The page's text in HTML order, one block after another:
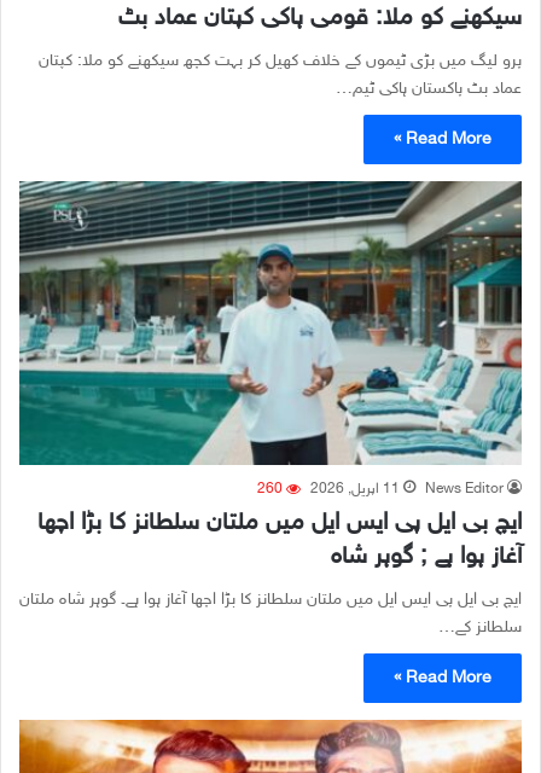
سیکھنے کو ملا: قومی ہاکی کپتان عماد بٹ
پرو لیگ میں بڑی ٹیموں کے خلاف کھیل کر بہت کچھ سیکھنے کو ملا: کپتان
عماد بٹ پاکستان ہاکی ٹیم…
Read More »
News Editor 11 اپریل, 2026 260
ایچ بی ایل پی ایس ایل میں ملتان سلطانز کا بڑا اچھا
آغاز ہوا ہے ; گوہر شاہ
ایچ بی ایل پی ایس ایل میں ملتان سلطانز کا بڑا اچھا آغاز ہوا ہے۔ گوہر شاہ ملتان
سلطانز کے…
Read More »